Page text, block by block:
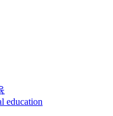
education